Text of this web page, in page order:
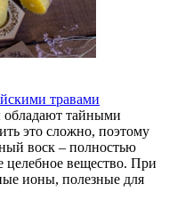
травами
обладают тайными
это сложно, поэтому
воск – полностью
целебное вещество. При
ионы, полезные для